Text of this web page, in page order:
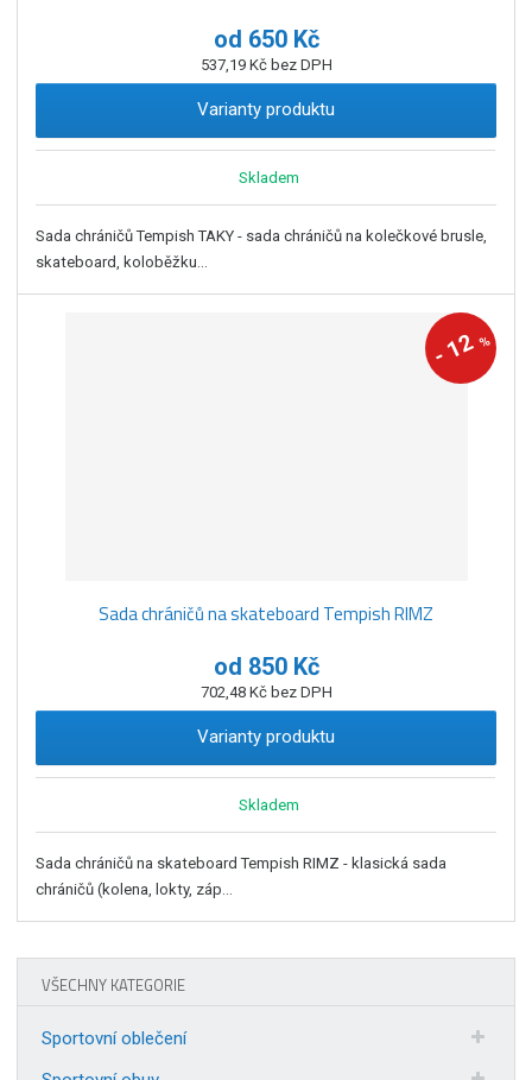
od 650 Kč
537,19 Kč bez DPH
Varianty produktu
Skladem
Sada chráničů Tempish TAKY - sada chráničů na kolečkové brusle,
skateboard, koloběžku...
-
12%
Sada chráničů na skateboard Tempish RIMZ
od 850 Kč
702,48 Kč bez DPH
Varianty produktu
Skladem
Sada chráničů na skateboard Tempish RIMZ - klasická sada
chráničů (kolena, lokty, záp...
VŠECHNY KATEGORIE
Sportovní oblečení